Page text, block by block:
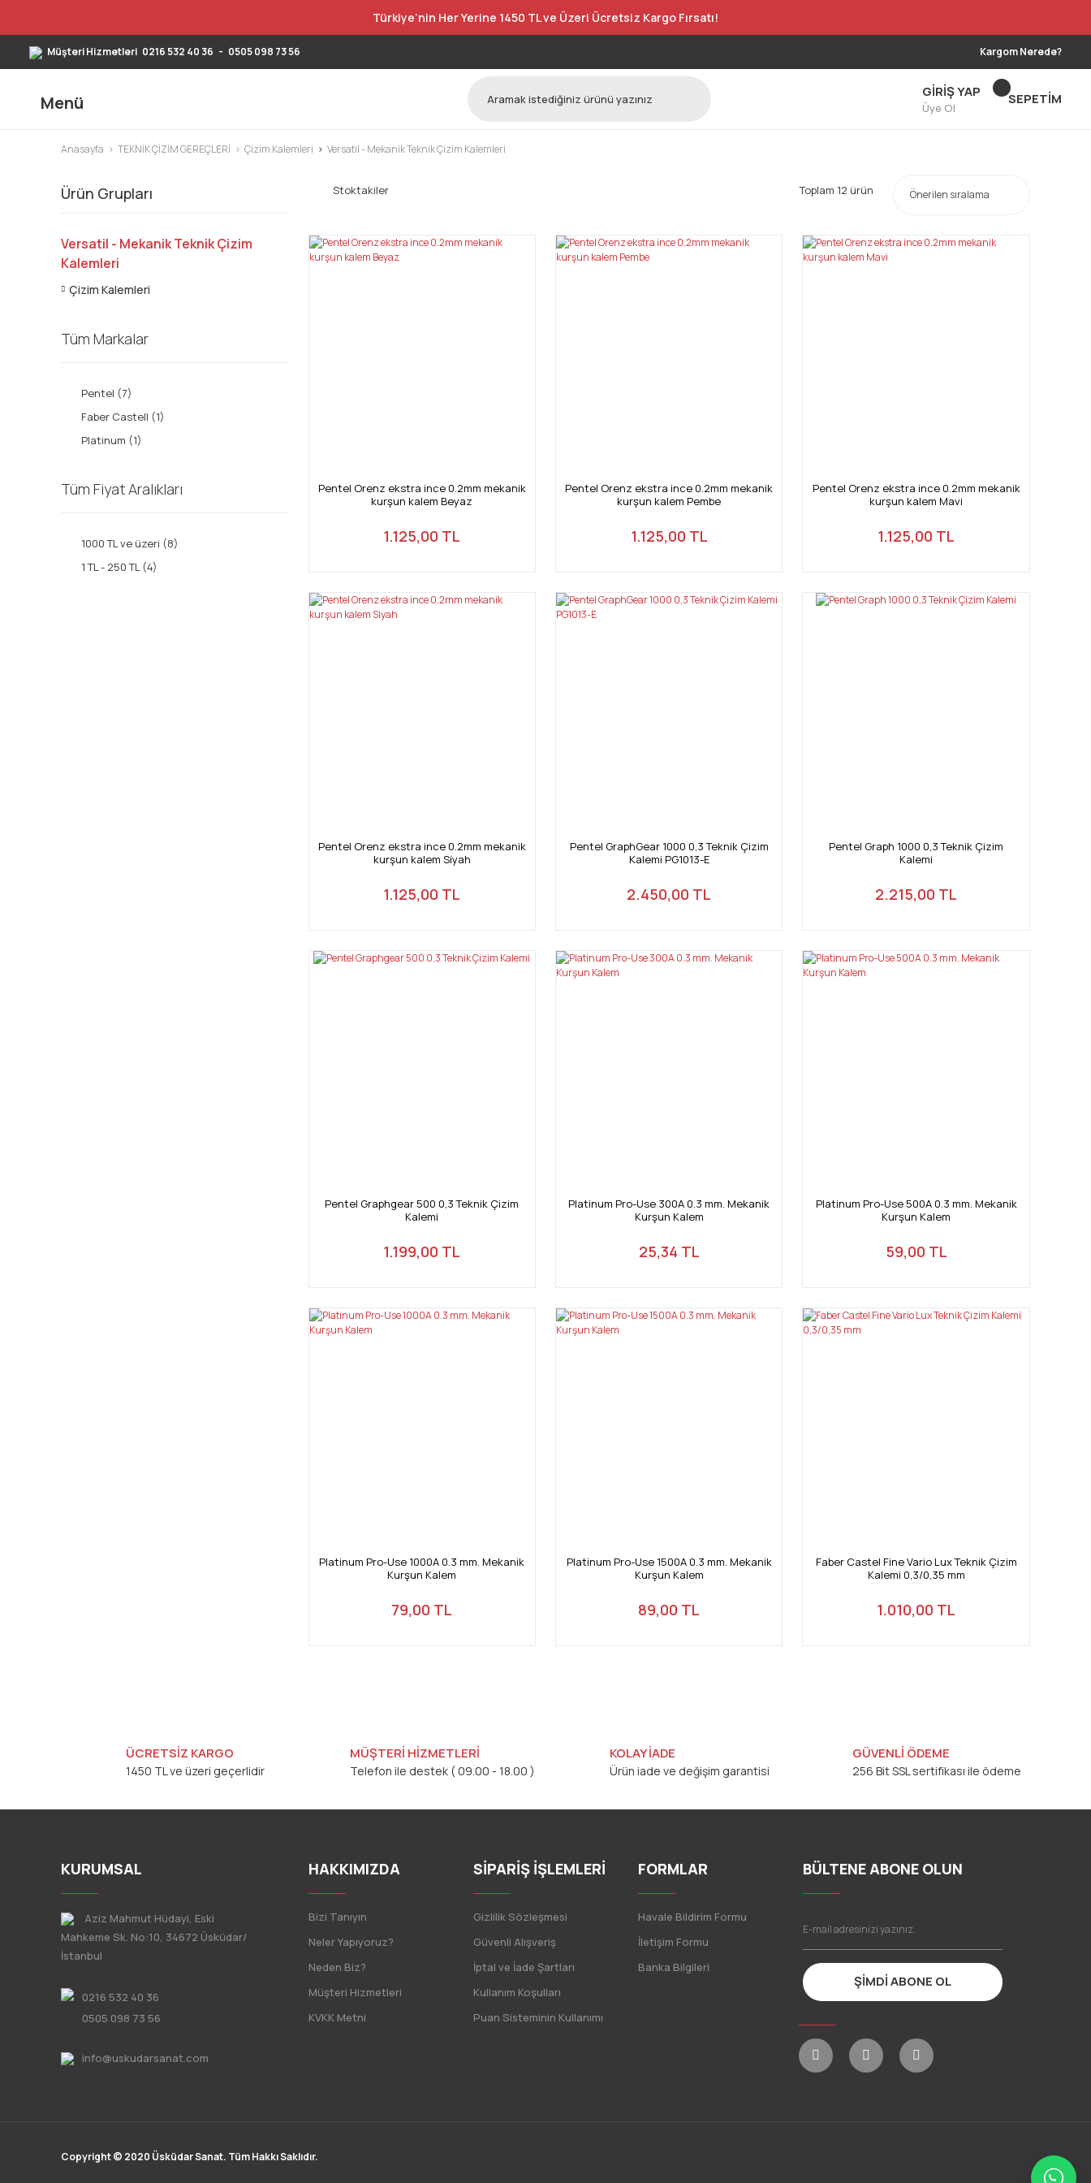
Türkiye’nin Her Yerine 1450 TL ve Üzeri Ücretsiz Kargo Fırsatı!
Müşteri Hizmetleri 0216 532 40 36 - 0505 098 73 56 Kargom Nerede?
Menü
GİRİŞ YAP
Üye Ol
SEPETİM
Anasayfa TEKNİK ÇİZİM GEREÇLERİ Çizim Kalemleri Versatil - Mekanik Teknik Çizim Kalemleri
Ürün Grupları
Versatil - Mekanik Teknik Çizim
Kalemleri
Çizim Kalemleri
Tüm Markalar
Pentel (7)
Faber Castell (1)
Platinum (1)
Tüm Fiyat Aralıkları
1000 TL ve üzeri (8)
1 TL - 250 TL (4)
Stoktakiler Toplam 12 ürün
Pentel Orenz ekstra ince 0.2mm mekanik
kurşun kalem Beyaz
1.125,00 TL
Pentel Orenz ekstra ince 0.2mm mekanik
kurşun kalem Pembe
1.125,00 TL
Pentel Orenz ekstra ince 0.2mm mekanik
kurşun kalem Mavi
1.125,00 TL
Pentel Orenz ekstra ince 0.2mm mekanik
kurşun kalem Siyah
1.125,00 TL
Pentel GraphGear 1000 0,3 Teknik Çizim
Kalemi PG1013-E
2.450,00 TL
Pentel Graph 1000 0,3 Teknik Çizim
Kalemi
2.215,00 TL
Pentel Graphgear 500 0,3 Teknik Çizim
Kalemi
1.199,00 TL
Platinum Pro-Use 300A 0.3 mm. Mekanik
Kurşun Kalem
25,34 TL
Platinum Pro-Use 500A 0.3 mm. Mekanik
Kurşun Kalem
59,00 TL
Platinum Pro-Use 1000A 0.3 mm. Mekanik
Kurşun Kalem
79,00 TL
Platinum Pro-Use 1500A 0.3 mm. Mekanik
Kurşun Kalem
89,00 TL
Faber Castel Fine Vario Lux Teknik Çizim
Kalemi 0,3/0,35 mm
1.010,00 TL
ÜCRETSİZ KARGO
1450 TL ve üzeri geçerlidir
MÜŞTERİ HİZMETLERİ
Telefon ile destek ( 09.00 - 18.00 )
KOLAY İADE
Ürün iade ve değişim garantisi
GÜVENLİ ÖDEME
256 Bit SSL sertifikası ile ödeme
KURUMSAL
Aziz Mahmut Hüdayi, Eski
Mahkeme Sk. No:10, 34672 Üsküdar/
İstanbul
0216 532 40 36
0505 098 73 56
info@uskudarsanat.com
HAKKIMIZDA
Bizi Tanıyın
Neler Yapıyoruz?
Neden Biz?
Müşteri Hizmetleri
KVKK Metni
SİPARİŞ İŞLEMLERİ
Gizlilik Sözleşmesi
Güvenli Alışveriş
İptal ve İade Şartları
Kullanım Koşulları
Puan Sisteminin Kullanımı
FORMLAR
Havale Bildirim Formu
İletişim Formu
Banka Bilgileri
BÜLTENE ABONE OLUN
ŞİMDİ ABONE OL
Copyright © 2020 Üsküdar Sanat. Tüm Hakkı Saklıdır.